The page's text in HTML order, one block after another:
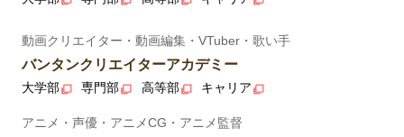
動画クリエイター・動画編集・VTuber・歌い手
バンタンクリエイターアカデミー
大学部 専門部 高等部 キャリア
アニメ・声優・アニメCG・アニメ監督